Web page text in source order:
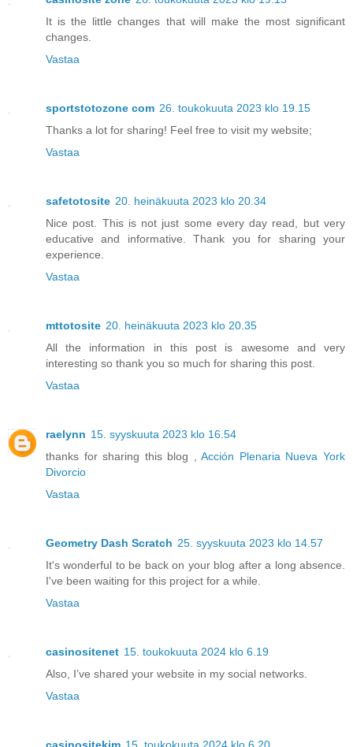
It is the little changes that will make the most significant
changes.
Vastaa
sportstotozone com 26. toukokuuta 2023 klo 19.15
Thanks a lot for sharing! Feel free to visit my website;
Vastaa
safetotosite 20. heinäkuuta 2023 klo 20.34
Nice post. This is not just some every day read, but very
educative and informative. Thank you for sharing your
experience.
Vastaa
mttotosite 20. heinäkuuta 2023 klo 20.35
All the information in this post is awesome and very
interesting so thank you so much for sharing this post.
Vastaa
raelynn 15. syyskuuta 2023 klo 16.54
thanks for sharing this blog ,Acción Plenaria Nueva York
Divorcio
Vastaa
Geometry Dash Scratch 25. syyskuuta 2023 klo 14.57
It's wonderful to be back on your blog after a long absence.
I've been waiting for this project for a while.
Vastaa
casinositenet 15. toukokuuta 2024 klo 6.19
Also, I’ve shared your website in my social networks.
Vastaa